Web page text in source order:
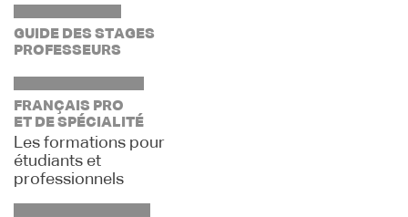
GUIDE DES STAGES
PROFESSEURS
FRANÇAIS PRO
ET DE SPÉCIALITÉ
Les formations pour
étudiants et
professionnels